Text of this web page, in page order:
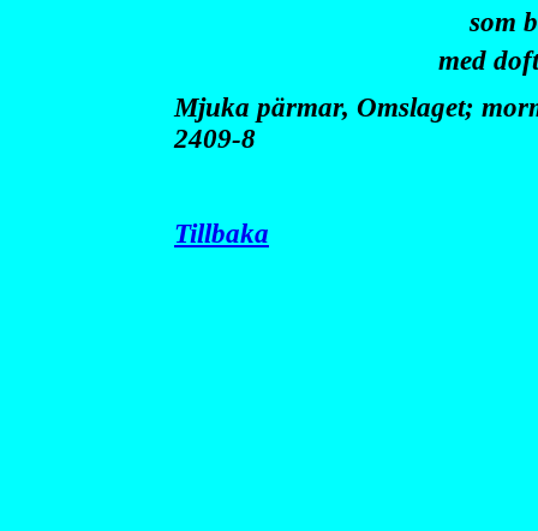
som
med
Mjuka pärmar, Omslaget;
2409-8
Tillbaka